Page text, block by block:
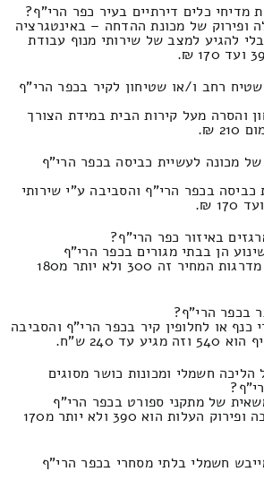
כלים דירתיים בעיר כפר הרי"ף?
ופירוק של מכונת ההדחה – באינטגרציה
להגיע למצב של שירותי מנוף עבודת
רחב ו/או שטיחון לקיר בכפר הרי"ף
והסרה מעל קירות הבית במידת הצורך
מכונה לעשיית כביסה בכפר הרי"ף
בכפר הרי"ף והסביבה ע"י שירותי
באיזור כפר הרי"ף?
הן בבתי מגורים בכפר הרי"ף
והסביבה שיש אך ורק מדרגות המחיר זה 300 ולא יותר מ180
בכפר הרי"ף?
כנף או לחלופין קיר בכפר הרי"ף והסביבה
240 ש"ח.
חשמלי ומכונות כושר מסוגים
של מתקני ספורט בכפר הרי"ף
והסביבה בסיפוח הרכבה ופירוק העלות הוא 390 ולא יותר מ170
חשמלי בלתי מסחרי בכפר הרי"ף